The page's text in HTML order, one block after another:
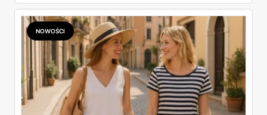
sezonowymi nowościami, które nie zrujnowaną
domowego budżetu. I tu na scenę wkracza KiK, dyskont
tekstylny, który od lat udowadnia, że przygotowanie
siebie i swojego mieszkania na nową porę roku nie musi
wiązać się z ogromnymi wydatkami. W tym artykule
zrobimy pełen przegląd tego, co sieć przygotowała na
nadchodzące, chłodniejsze miesiące. Prześwietlimy
modowe propozycje dla całej rodziny i sprawdzimy, jakimi
drobiazgami można wyczarować jesienny klimat we
wnętrzach.
NOWOŚCI